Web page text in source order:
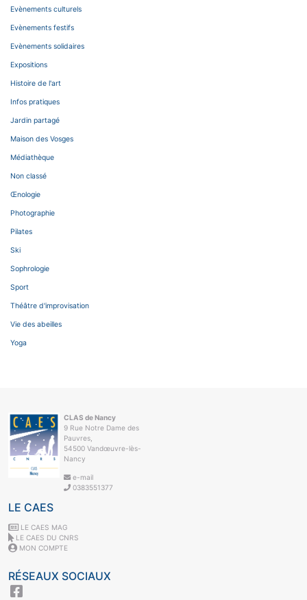
Evènements culturels
Evènements festifs
Evènements solidaires
Expositions
Histoire de l'art
Infos pratiques
Jardin partagé
Maison des Vosges
Médiathèque
Non classé
Œnologie
Photographie
Pilates
Ski
Sophrologie
Sport
Théâtre d'improvisation
Vie des abeilles
Yoga
CLAS de Nancy
9 Rue Notre Dame des
Pauvres,
54500 Vandœuvre-lès-
Nancy
e-mail
0383551377
LE CAES
LE CAES MAG
LE CAES DU CNRS
MON COMPTE
RÉSEAUX SOCIAUX